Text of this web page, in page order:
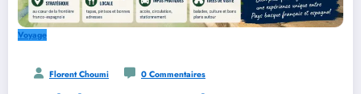
Voyage
Florent Choumi 0 Commentaires